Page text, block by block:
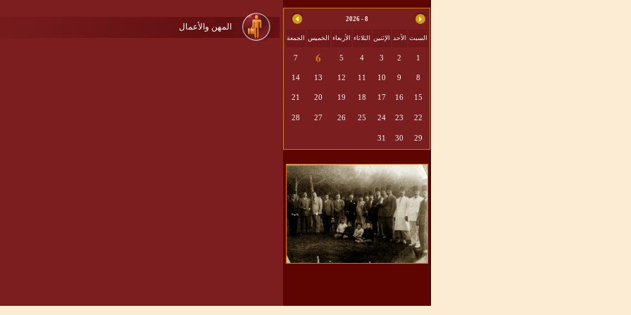
المهن والأعمال
8 - 2026
السبت الأحد الإثنين الثلاثاء الأربعاء الخميس الجمعة
1
2
3
4
5
6
7
8
9
10
11
12
13
14
15
16
17
18
19
20
21
22
23
24
25
26
27
28
29
30
31